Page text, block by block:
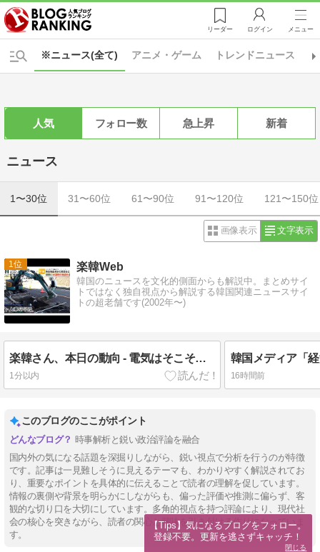
リーダー ログイン メニュー
※ニュース(全て) アニメ・ゲーム トレンドニュース
人気 フォロー数 急上昇 新着
ニュース
1〜30位 31〜60位 61〜90位 91〜120位 121〜150位
画像表示 文字表示
1 楽韓Web
韓国のニュースを文化的側面からも解説中。まとめサイ
トではなく独自視点から解説する韓国関連ニュースサイ
トの超老舗です(2002年〜)
楽韓さん、本日の動向 - 電気はそこそこ簡単に復旧、水道の復旧は時間がかかる……か
1分以内 16時間前
このブログのここがポイント
時事解析と鋭い政治評論を融合
国内外の気になる話題を深掘りしながら、鋭い視点で分析を行うのが特徴
です。記事は一見難しそうに見えるテーマも、わかりやすく解説されてお
り、重要なポイントを具体的に伝えることで読者の理解を促しています。
情報の裏側や背景を明らかにしながらも、偏った評価や推測に偏らず、客
観的な切り口を大切にしています。多角的視点を持つ評論により、現代社
会の核心を突きながら、読者の関心と興味を引き付ける作りになっていま
す。
【Tips】気になるブログをフォロー。
登録不要。更新を逃さずキャッチ！
閉じる